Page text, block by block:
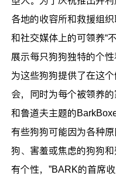
各地的收容所和救援组
和社交媒体上的可领养“
展示每只狗狗独特的个
为这些狗狗提供了在这
会，同时为每个被领养
和鲁道夫主题的
有些狗狗可能因为各种
狗、害羞或焦虑的狗狗
有个性，”BARK的首席